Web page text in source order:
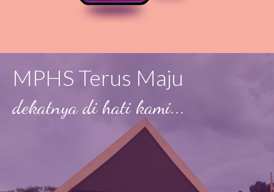
MPHS Terus Maju
dekatnya di hati kami...